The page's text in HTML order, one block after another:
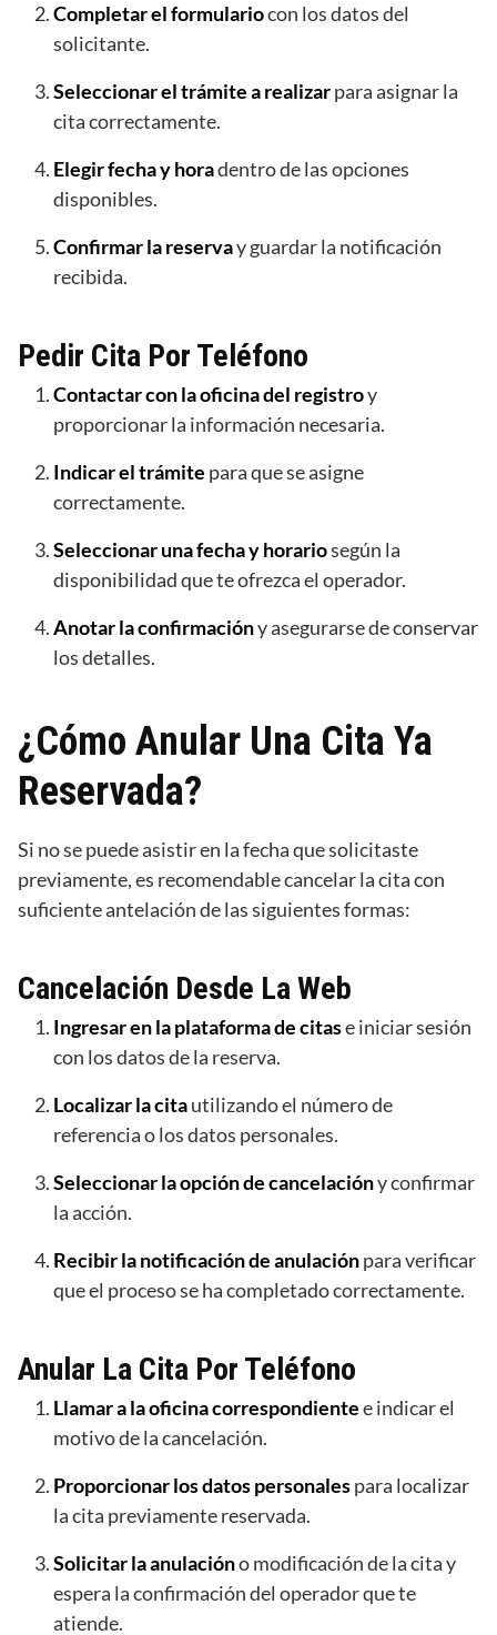
Completar el formulariocon los datos del
solicitante.
Seleccionar el trámite a realizarpara asignar la
cita correctamente.
Elegir fecha y horadentro de las opciones
disponibles.
Confirmar la reservay guardar la notificación
recibida.
Pedir Cita Por Teléfono
Contactar con la oficina del registroy
proporcionar la información necesaria.
Indicar el trámite para que se asigne
correctamente.
Seleccionar una fecha y horariosegún la
disponibilidad que te ofrezca el operador.
Anotar la confirmacióny asegurarse de conservar
los detalles.
¿Cómo Anular Una Cita Ya
Reservada?
Si no se puede asistir en la fecha que solicitaste
previamente, es recomendable cancelar la cita con
suficiente antelación de las siguientes formas:
Cancelación Desde La Web
Ingresar en la plataforma de citase iniciar sesión
con los datos de la reserva.
Localizar la citautilizando el número de
referencia o los datos personales.
Seleccionar la opción de cancelacióny confirmar
la acción.
Recibir la notificación de anulaciónpara verificar
que el proceso se ha completado correctamente.
Anular La Cita Por Teléfono
Llamar a la oficina correspondientee indicar el
motivo de la cancelación.
Proporcionar los datos personalespara localizar
la cita previamente reservada.
Solicitar la anulacióno modificación de la cita y
espera la confirmación del operador que te
atiende.